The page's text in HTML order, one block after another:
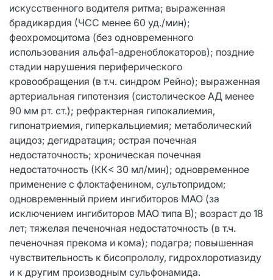
искусственного водителя ритма; выраженная
брадикардия (ЧСС менее 60 уд./мин);
феохромоцитома (без одновременного
использования альфа1-адреноблокаторов); поздние
стадии нарушения периферического
кровообращения (в т.ч. синдром Рейно); выраженная
артериальная гипотензия (систолическое АД менее
90 мм рт. ст.); рефрактерная гипокалиемия,
гипонатриемия, гиперкальциемия; метаболический
ацидоз; дегидратация; острая почечная
недостаточность; хроническая почечная
недостаточность (КК< 30 мл/мин); одновременное
применение с флоктафенином, сультопридом;
одновременный прием ингибиторов МАО (за
исключением ингибиторов МАО типа В); возраст до 18
лет; тяжелая печеночная недостаточность (в т.ч.
печеночная прекома и кома); подагра; повышенная
чувствительность к бисопрололу, гидрохлоротиазиду
и к другим производным сульфонамида.